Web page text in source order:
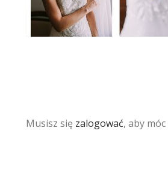
Musisz się zalogować, aby